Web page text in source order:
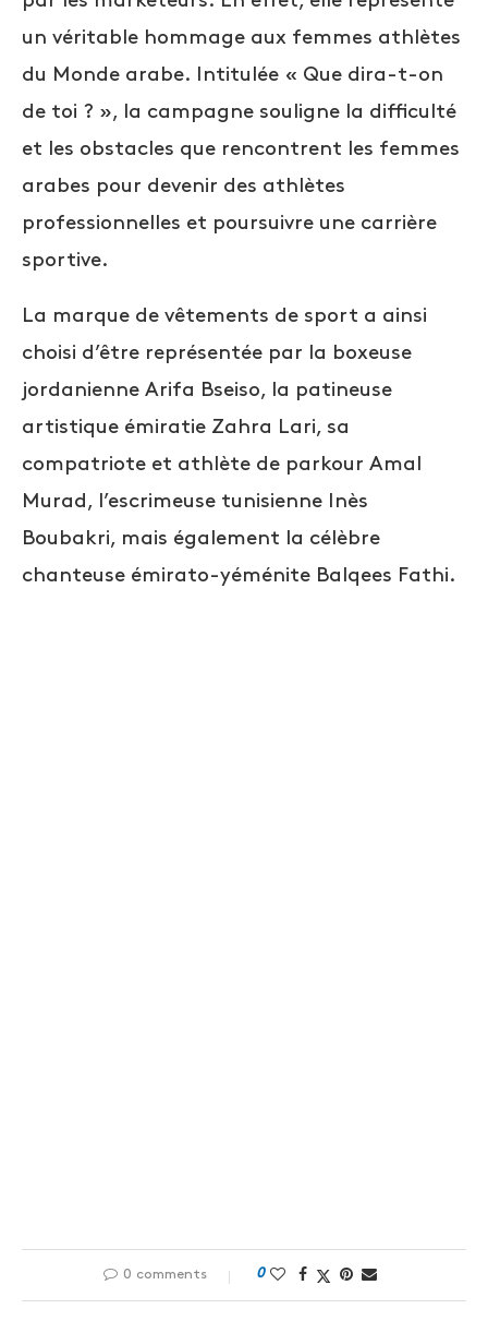
un véritable hommage aux femmes athlètes
du Monde arabe. Intitulée « Que dira-t-on
de toi ? », la campagne souligne la difficulté
et les obstacles que rencontrent les femmes
arabes pour devenir des athlètes
professionnelles et poursuivre une carrière
sportive.
La marque de vêtements de sport a ainsi
choisi d’être représentée par la boxeuse
jordanienne Arifa Bseiso, la patineuse
artistique émiratie Zahra Lari, sa
compatriote et athlète de parkour Amal
Murad, l’escrimeuse tunisienne Inès
Boubakri, mais également la célèbre
chanteuse émirato-yéménite Balqees Fathi.
0 comments 0